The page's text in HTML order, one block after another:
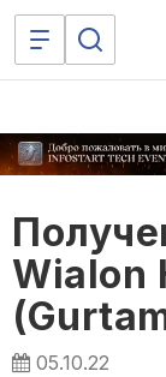
Wialon
05.10.22